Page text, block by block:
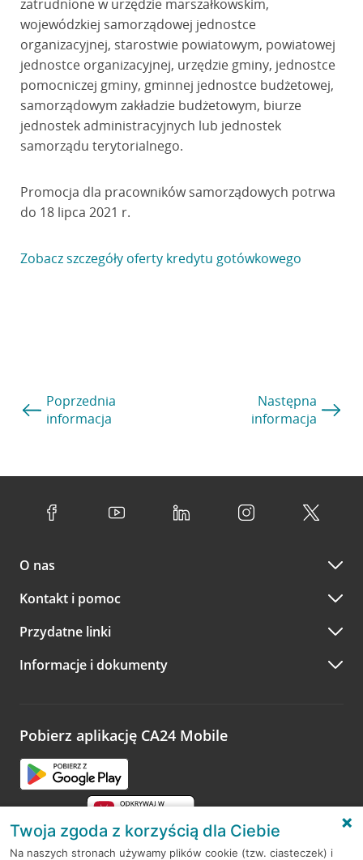
zatrudnione w urzędzie marszałkowskim,
wojewódzkiej samorządowej jednostce
organizacyjnej, starostwie powiatowym, powiatowej
jednostce organizacyjnej, urzędzie gminy, jednostce
pomocniczej gminy, gminnej jednostce budżetowej,
samorządowym zakładzie budżetowym, biurze
jednostek administracyjnych lub jednostek
samorządu terytorialnego.
Promocja dla pracowników samorządowych potrwa
do 18 lipca 2021 r.
Zobacz szczegóły oferty kredytu gotówkowego
Poprzednia
informacja
Następna
informacja
O nas
Kontakt i pomoc
Przydatne linki
Informacje i dokumenty
Pobierz aplikację CA24 Mobile
Twoja zgoda z korzyścią dla Ciebie
Na naszych stronach używamy plików cookie (tzw. ciasteczek) i